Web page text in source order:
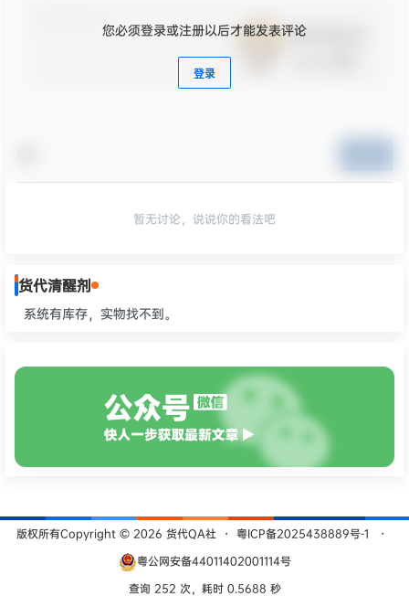
您必须登录或注册以后才能发表评论
登录
暂无讨论，说说你的看法吧
货代清醒剂
系统有库存，实物找不到。
版权所有Copyright © 2026 货代QA社 ・ 粤ICP备2025438889号-1
・
粤公网安备44011402001114号
查询 252 次，耗时 0.5688 秒